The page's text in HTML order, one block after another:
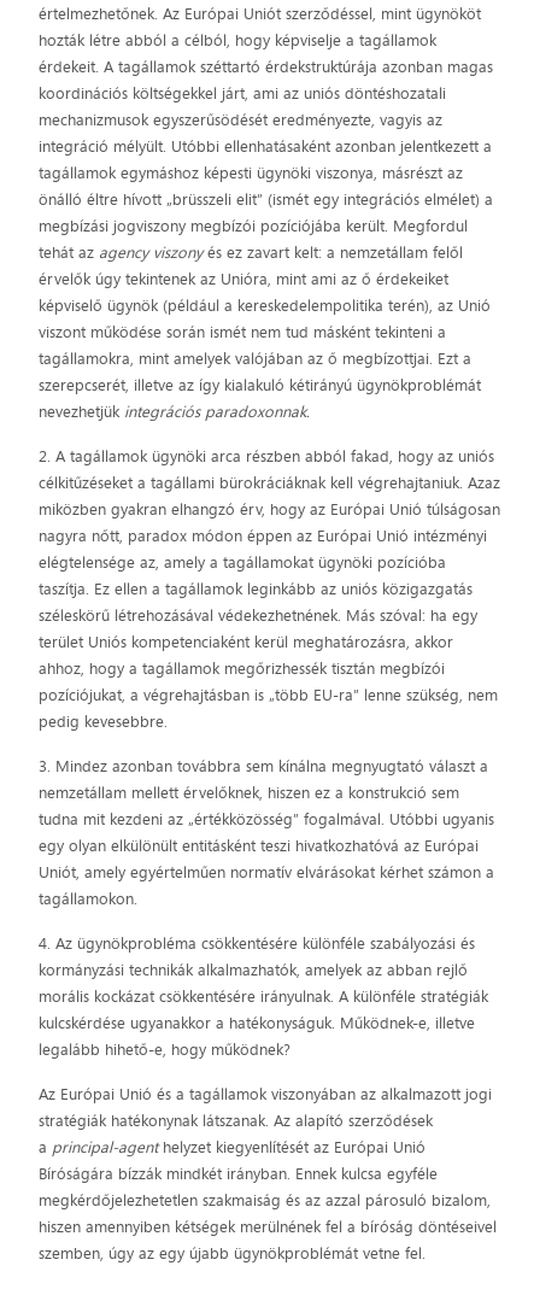
értelmezhetőnek. Az Európai Uniót szerződéssel, mint ügynököt
hozták létre abból a célból, hogy képviselje a tagállamok
érdekeit. A tagállamok széttartó érdekstruktúrája azonban magas
koordinációs költségekkel járt, ami az uniós döntéshozatali
mechanizmusok egyszerűsödését eredményezte, vagyis az
integráció mélyült. Utóbbi ellenhatásaként azonban jelentkezett a
tagállamok egymáshoz képesti ügynöki viszonya, másrészt az
önálló éltre hívott „brüsszeli elit” (ismét egy integrációs elmélet) a
megbízási jogviszony megbízói pozíciójába került. Megfordul
tehát az agency viszonyés ez zavart kelt: a nemzetállam felől
érvelők úgy tekintenek az Unióra, mint ami az ő érdekeiket
képviselő ügynök (például a kereskedelempolitika terén), az Unió
viszont működése során ismét nem tud másként tekinteni a
tagállamokra, mint amelyek valójában az ő megbízottjai. Ezt a
szerepcserét, illetve az így kialakuló kétirányú ügynökproblémát
nevezhetjük integrációs paradoxonnak.
2. A tagállamok ügynöki arca részben abból fakad, hogy az uniós
célkitűzéseket a tagállami bürokráciáknak kell végrehajtaniuk. Azaz
miközben gyakran elhangzó érv, hogy az Európai Unió túlságosan
nagyra nőtt, paradox módon éppen az Európai Unió intézményi
elégtelensége az, amely a tagállamokat ügynöki pozícióba
taszítja. Ez ellen a tagállamok leginkább az uniós közigazgatás
széleskörű létrehozásával védekezhetnének. Más szóval: ha egy
terület Uniós kompetenciaként kerül meghatározásra, akkor
ahhoz, hogy a tagállamok megőrizhessék tisztán megbízói
pozíciójukat, a végrehajtásban is „több EU-ra” lenne szükség, nem
pedig kevesebbre.
3. Mindez azonban továbbra sem kínálna megnyugtató választ a
nemzetállam mellett érvelőknek, hiszen ez a konstrukció sem
tudna mit kezdeni az „értékközösség” fogalmával. Utóbbi ugyanis
egy olyan elkülönült entitásként teszi hivatkozhatóvá az Európai
Uniót, amely egyértelműen normatív elvárásokat kérhet számon a
tagállamokon.
4. Az ügynökprobléma csökkentésére különféle szabályozási és
kormányzási technikák alkalmazhatók, amelyek az abban rejlő
morális kockázat csökkentésére irányulnak. A különféle stratégiák
kulcskérdése ugyanakkor a hatékonyságuk. Működnek-e, illetve
legalább hihető-e, hogy működnek?
Az Európai Unió és a tagállamok viszonyában az alkalmazott jogi
stratégiák hatékonynak látszanak. Az alapító szerződések
a principal-agenthelyzet kiegyenlítését az Európai Unió
Bíróságára bízzák mindkét irányban. Ennek kulcsa egyféle
megkérdőjelezhetetlen szakmaiság és az azzal párosuló bizalom,
hiszen amennyiben kétségek merülnének fel a bíróság döntéseivel
szemben, úgy az egy újabb ügynökproblémát vetne fel.